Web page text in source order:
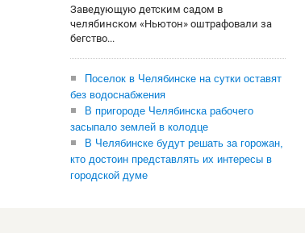
Заведующую детским садом в
челябинском «Ньютон» оштрафовали за
бегство...
Поселок в Челябинске на сутки оставят
без водоснабжения
В пригороде Челябинска рабочего
засыпало землей в колодце
В Челябинске будут решать за горожан,
кто достоин представлять их интересы в
городской думе